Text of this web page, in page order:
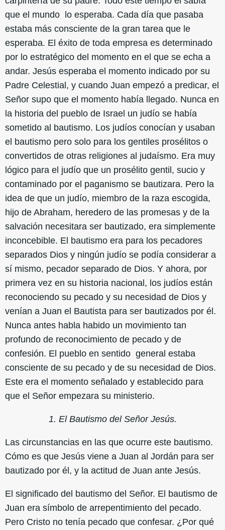
que el mundo lo esperaba. Cada día que pasaba
estaba más consciente de la gran tarea que le
esperaba. El éxito de toda empresa es determinado
por lo estratégico del momento en el que se echa a
andar. Jesús esperaba el momento indicado por su
Padre Celestial, y cuando Juan empezó a predicar, el
Señor supo que el momento había llegado. Nunca en
la historia del pueblo de Israel un judío se había
sometido al bautismo. Los judíos conocían y usaban
el bautismo pero solo para los gentiles prosélitos o
convertidos de otras religiones al judaísmo. Era muy
lógico para el judío que un prosélito gentil, sucio y
contaminado por el paganismo se bautizara. Pero la
idea de que un judío, miembro de la raza escogida,
hijo de Abraham, heredero de las promesas y de la
salvación necesitara ser bautizado, era simplemente
inconcebible. El bautismo era para los pecadores
separados Dios y ningún judío se podía considerar a
sí mismo, pecador separado de Dios. Y ahora, por
primera vez en su historia nacional, los judíos están
reconociendo su pecado y su necesidad de Dios y
venían a Juan el Bautista para ser bautizados por él.
Nunca antes habla habido un movimiento tan
profundo de reconocimiento de pecado y de
confesión. El pueblo en sentido general estaba
consciente de su pecado y de su necesidad de Dios.
Este era el momento señalado y establecido para
que el Señor empezara su ministerio.
1. El Bautismo del Señor Jesús.
Las circunstancias en las que ocurre este bautismo.
Cómo es que Jesús viene a Juan al Jordán para ser
bautizado por él, y la actitud de Juan ante Jesús.
El significado del bautismo del Señor. El bautismo de
Juan era símbolo de arrepentimiento del pecado.
Pero Cristo no tenía pecado que confesar. ¿Por qué